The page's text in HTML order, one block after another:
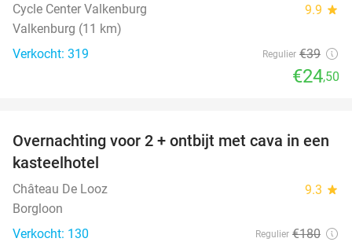
Cycle Center Valkenburg 9.9 star
Valkenburg (11 km)
Verkocht: 319
Regulier €39
€24,50
48%
Overnachting voor 2 + ontbijt met cava in een
kasteelhotel
Château De Looz 9.3 star
Borgloon
Verkocht: 130
Regulier €180